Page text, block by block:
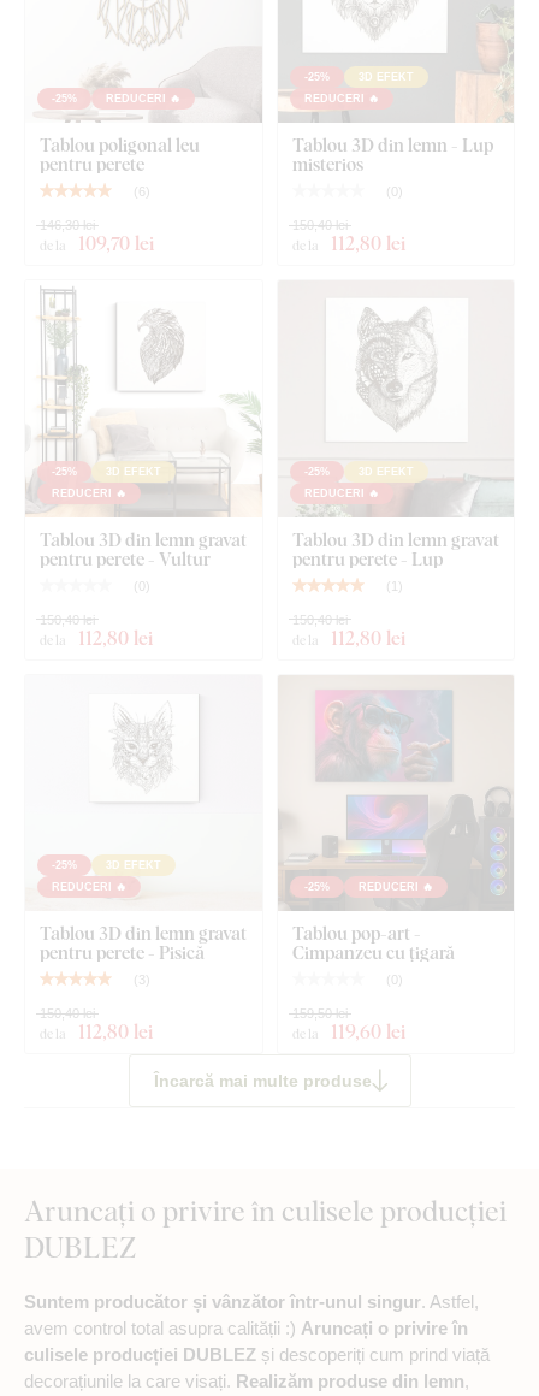
-25% REDUCERI 🔥
Tablou poligonal leu
pentru perete
( 6 )
de la 109,70 lei
146,30 lei
-25%
3D EFEKT
REDUCERI 🔥
Tablou 3D din lemn - Lup
misterios
( 0 )
de la 112,80 lei
150,40 lei
-25%
3D EFEKT
REDUCERI 🔥
Tablou 3D din lemn gravat
pentru perete - Vultur
( 0)
de la 112,80 lei
150,40 lei
-25%
3D EFEKT
REDUCERI 🔥
Tablou 3D din lemn gravat
pentru perete - Lup
( 1 )
de la 112,80 lei
150,40 lei
-25%
3D EFEKT
REDUCERI 🔥
Tablou 3D din lemn gravat
pentru perete - Pisică
( 3 )
de la 112,80 lei
150,40 lei
-25% REDUCERI 🔥
Tablou pop-art -
Cimpanzeu cu țigară
( 0 )
de la 119,60 lei
159,50 lei
Încarcă mai multe produse
Aruncați o privire în culisele producției
DUBLEZ
Suntem producător și vânzător într-unul singur. Astfel,
avem control total asupra calității :) Aruncați o privire în
culisele producției DUBLEZ și descoperiți cum prind viață
decorațiunile la care visați. Realizăm produse din lemn,